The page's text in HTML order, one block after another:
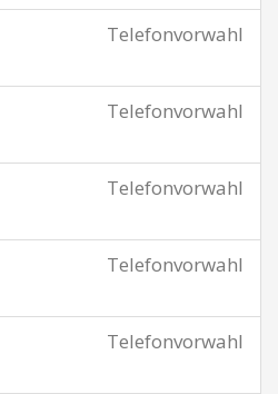
Telefonvorwahl
Telefonvorwahl
Telefonvorwahl
Telefonvorwahl
Telefonvorwahl